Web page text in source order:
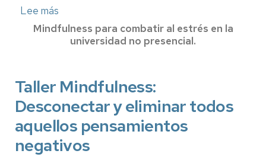
Lee más
Mindfulness
para
combatir
en
la
universidad
no
presencial.
Mindfulness para combatir al estrés en la
universidad no presencial.
Taller Mindfulness:
Desconectar y eliminar todos
aquellos pensamientos
negativos